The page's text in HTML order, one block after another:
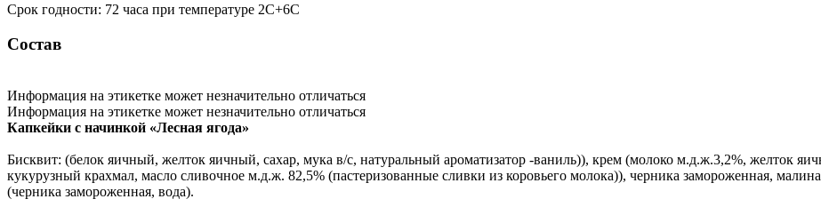
Срок годности: 72 часа при температуре 2C+6C
Состав
Информация на этикетке может незначительно отличаться
Информация на этикетке может незначительно отличаться
Капкейки с начинкой «Лесная ягода»
Бисквит: (белок яичный, желток яичный, сахар, мука в/с, натуральный ароматизатор -ваниль)), крем (молоко м.д.ж.3,2%, желток
кукурузный крахмал, масло сливочное м.д.ж. 82,5% (пастеризованные сливки из коровьего молока)), черника замороженная,
(черника замороженная, вода).